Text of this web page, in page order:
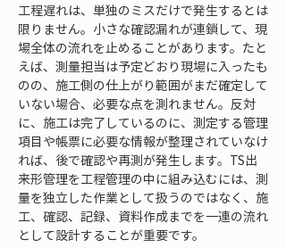
工程遅れは、単独のミスだけで発生するとは
限りません。小さな確認漏れが連鎖して、現
場全体の流れを止めることがあります。たと
えば、測量担当は予定どおり現場に入ったも
のの、施工側の仕上がり範囲がまだ確定して
いない場合、必要な点を測れません。反対
に、施工は完了しているのに、測定する管理
項目や帳票に必要な情報が整理されていなけ
れば、後で確認や再測が発生します。TS出
来形管理を工程管理の中に組み込むには、測
量を独立した作業として扱うのではなく、施
工、確認、記録、資料作成までを一連の流れ
として設計することが重要です。